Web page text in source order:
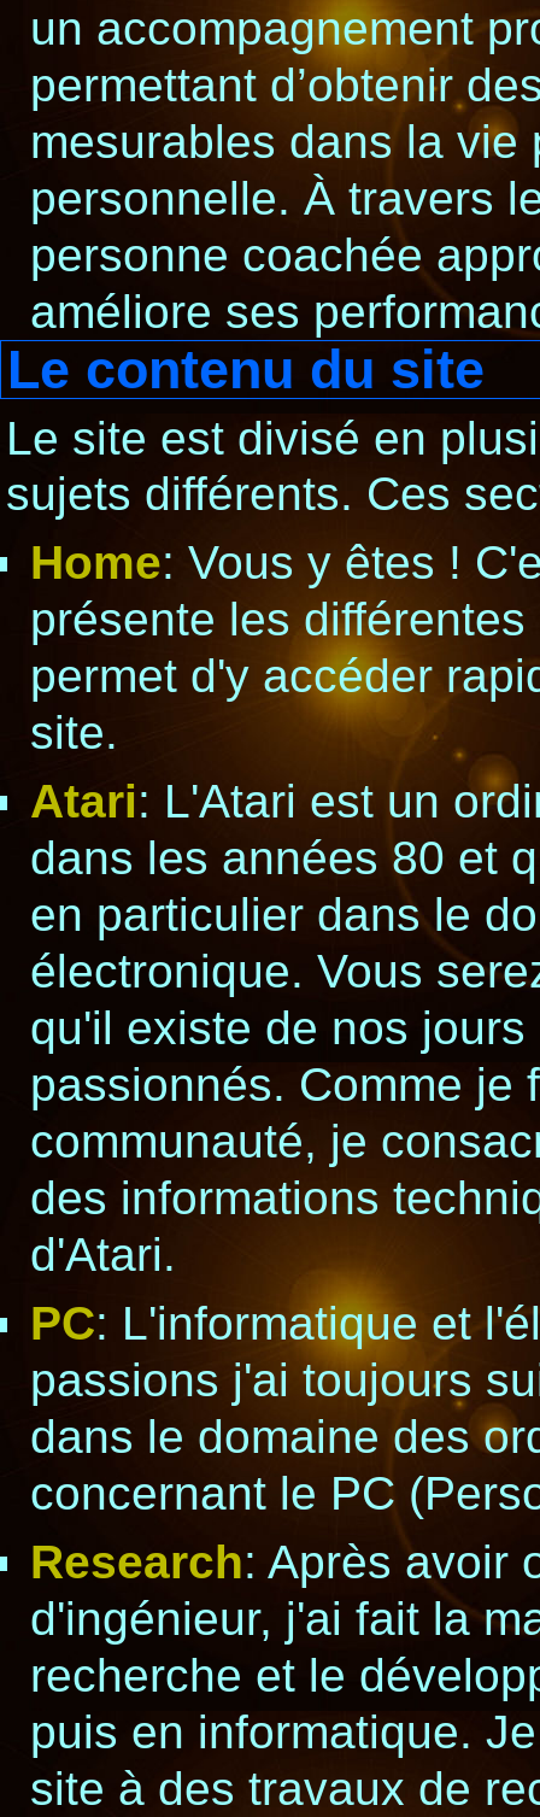
un accompagnement
permettant d’obtenir
mesurables dans la
personnelle. À travers
personne coachée
améliore ses
Le contenu du site
Le site est divisé en
sujets différents. Ces
Home: Vous y êtes !
présente les
permet d'y accéder
site.
Atari: L'Atari est un
dans les années 80 et
en particulier dans le
électronique. Vous
qu'il existe de nos
passionnés. Comme je
communauté, je
des informations
d'Atari.
PC: L'informatique et
passions j'ai toujours
dans le domaine des
concernant le PC
Research: Après avoir
d'ingénieur, j'ai fait la
recherche et le
puis en informatique.
site à des travaux de